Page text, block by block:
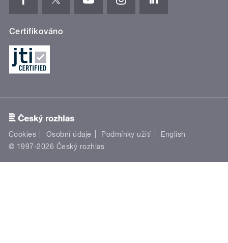
Certifikováno
Cookies Osobní údaje Podmínky užití
English
© 1997-2026 Český rozhlas